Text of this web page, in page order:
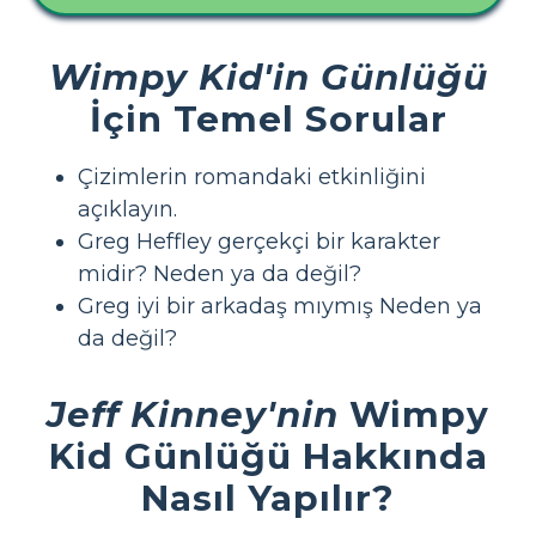
Wimpy Kid'in Günlüğü
İçin Temel Sorular
Çizimlerin romandaki etkinliğini
açıklayın.
Greg Heffley gerçekçi bir karakter
midir? Neden ya da değil?
Greg iyi bir arkadaş mıymış Neden ya
da değil?
Jeff Kinney'nin Wimpy
Kid Günlüğü Hakkında
Nasıl Yapılır?